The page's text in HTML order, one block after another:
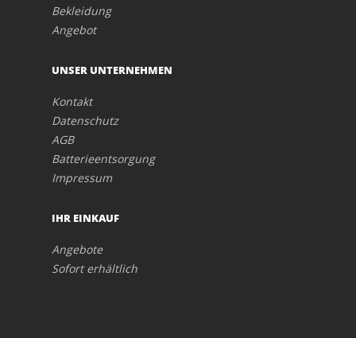
Bekleidung
Angebot
UNSER UNTERNEHMEN
Kontakt
Datenschutz
AGB
Batterieentsorgung
Impressum
IHR EINKAUF
Angebote
Sofort erhältlich